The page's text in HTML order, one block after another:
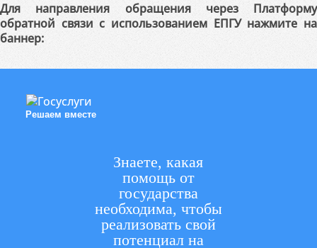
Для направления обращения через Платформу
обратной связи с использованием ЕПГУ нажмите на
баннер:
Решаем вместе
Знаете, какая
помощь от
государства
необходима, чтобы
реализовать свой
потенциал на